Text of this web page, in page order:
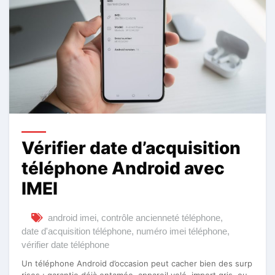
Vérifier date d’acquisition
téléphone Android avec
IMEI
android imei, contrôle ancienneté téléphone,
date d'acquisition téléphone, numéro imei téléphone,
vérifier date téléphone
Un téléphone Android d’occasion peut cacher bien des surp